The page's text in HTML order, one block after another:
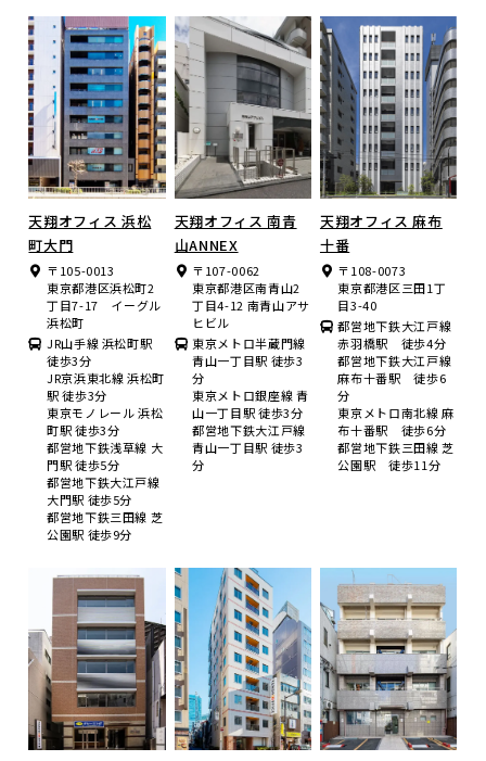
天翔オフィス 浜松
町大門
〒105-0013
東京都港区浜松町2
丁目7-17 イーグル
浜松町
JR山手線 浜松町駅
徒歩3分
JR京浜東北線 浜松町
駅 徒歩3分
東京モノレール 浜松
町駅 徒歩3分
都営地下鉄浅草線 大
門駅 徒歩5分
都営地下鉄大江戸線
大門駅 徒歩5分
都営地下鉄三田線 芝
公園駅 徒歩9分
天翔オフィス 南青
山ANNEX
〒107-0062
東京都港区南青山2
丁目4-12 南青山アサ
ヒビル
東京メトロ半蔵門線
青山一丁目駅 徒歩3
分
東京メトロ銀座線 青
山一丁目駅 徒歩3分
都営地下鉄大江戸線
青山一丁目駅 徒歩3
分
天翔オフィス 麻布
十番
〒108-0073
東京都港区三田1丁
目3-40
都営地下鉄大江戸線
赤羽橋駅 徒歩4分
都営地下鉄大江戸線
麻布十番駅 徒歩6
分
東京メトロ南北線 麻
布十番駅 徒歩6分
都営地下鉄三田線 芝
公園駅 徒歩11分